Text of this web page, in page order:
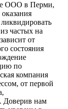
ООО в Перми,
частых на
от
состояния
по
компания
от первой
Доверив нам